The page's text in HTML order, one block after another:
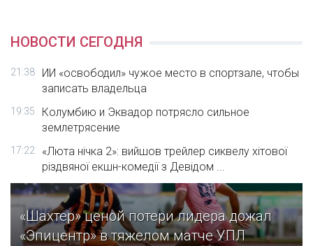
НОВОСТИ СЕГОДНЯ
21:38
ИИ «освободил» чужое место в спортзале, чтобы
записать владельца
19:35
Колумбию и Эквадор потрясло сильное
землетрясение
17:22
«Люта нічка 2»: вийшов трейлер сиквелу хітової
різдвяної екшн-комедії з Девідом ...
«Шахтер» ценой потери лидера дожал
«Эпицентр» в тяжелом матче УПЛ